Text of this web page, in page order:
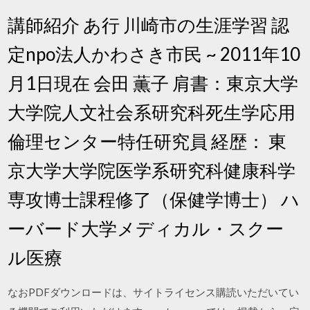
講師紹介 あ行 川崎市の生涯学習 認
定npo法人かわさき市民 ~ 2011年10
月1日現在 会田 薫子 肩書：東京大学
大学院人文社会系研究科死生学応用
倫理センター特任研究員 経歴： 東
京大学大学院医学系研究科健康科学
専攻博士課程修了（保健学博士） ハ
ーバード大学メディカル・スクー
ル医療
なおPDFダウンロードは、サイトライセンス購読いただいてい